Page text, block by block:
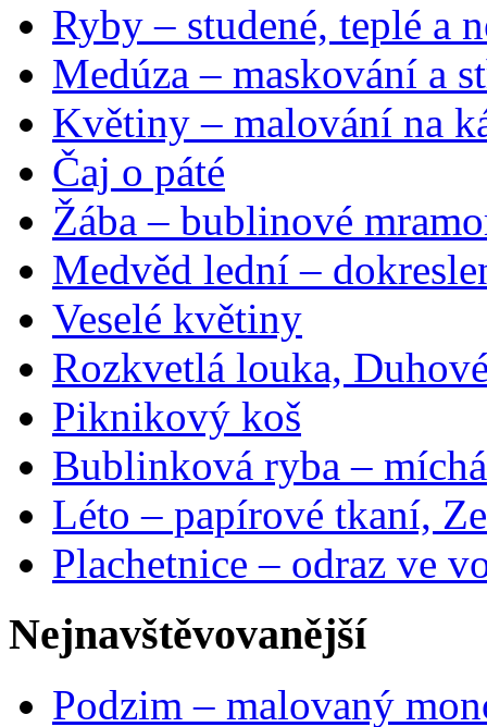
Ryby – studené, teplé a
Medúza – maskování a
Květiny – malování na
Čaj o páté
Žába – bublinové
Medvěd lední –
Veselé květiny
Rozkvetlá louka,
Piknikový koš
Bublinková ryba –
Léto – papírové tkaní,
Plachetnice – odraz ve
Nejnavštěvovanější
Podzim – malovaný